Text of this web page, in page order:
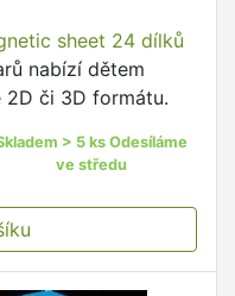
sheet 24 dílků
nabízí dětem
2D či 3D formátu.
> 5 ks Odesíláme
ve středu